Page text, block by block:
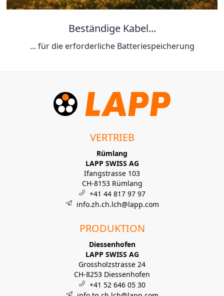
Beständige Kabel...
... für die erforderliche Batteriespeicherung
VERTRIEB
Rümlang
LAPP SWISS AG
Ifangstrasse 103
CH-8153 Rümlang
+41 44 817 97 97
info.zh.ch.lch@lapp.com
PRODUKTION
Diessenhofen
LAPP SWISS AG
Grossholzstrasse 24
CH-8253 Diessenhofen
+41 52 646 05 30